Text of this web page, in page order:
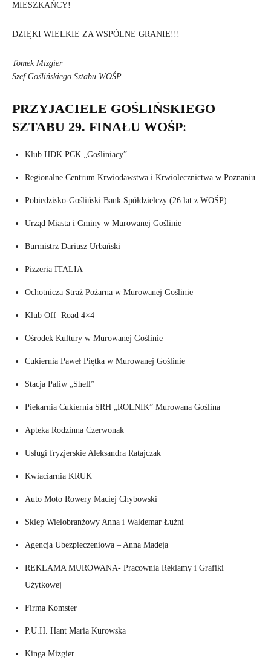
MIESZKAŃCY!
DZIĘKI WIELKIE ZA WSPÓLNE GRANIE!!!
Tomek Mizgier
Szef Goślińskiego Sztabu WOŚP
PRZYJACIELE GOŚLIŃSKIEGO
SZTABU 29. FINAŁU WOŚP:
Klub HDK PCK „Gośliniacy”
Regionalne Centrum Krwiodawstwa i Krwiolecznictwa w Poznaniu
Pobiedzisko-Gośliński Bank Spółdzielczy (26 lat z WOŚP)
Urząd Miasta i Gminy w Murowanej Goślinie
Burmistrz Dariusz Urbański
Pizzeria ITALIA
Ochotnicza Straż Pożarna w Murowanej Goślinie
Klub Off Road 4×4
Ośrodek Kultury w Murowanej Goślinie
Cukiernia Paweł Piętka w Murowanej Goślinie
Stacja Paliw „Shell”
Piekarnia Cukiernia SRH „ROLNIK” Murowana Goślina
Apteka Rodzinna Czerwonak
Usługi fryzjerskie Aleksandra Ratajczak
Kwiaciarnia KRUK
Auto Moto Rowery Maciej Chybowski
Sklep Wielobranżowy Anna i Waldemar Łużni
Agencja Ubezpieczeniowa – Anna Madeja
REKLAMA MUROWANA- Pracownia Reklamy i Grafiki
Użytkowej
Firma Komster
P.U.H. Hant Maria Kurowska
Kinga Mizgier